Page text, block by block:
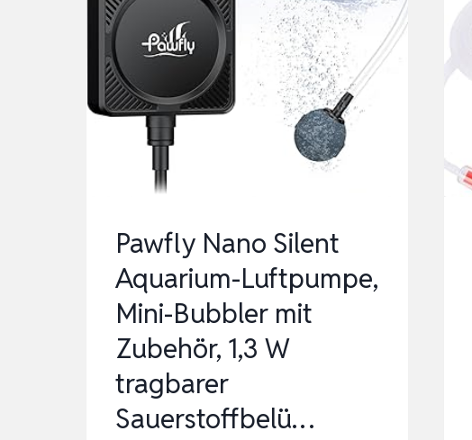
Pawfly Nano Silent
Aquarium-Luftpumpe,
Mini-Bubbler mit
Zubehör, 1,3 W
tragbarer
Sauerstoffbelü…